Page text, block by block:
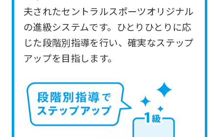
夫されたセントラルスポーツオリジナル
の進級システムです。ひとりひとりに応
じた段階別指導を行い、確実なステップ
アップを目指します。
you
use
an
automatic
translation
service,
the
Japanese
version